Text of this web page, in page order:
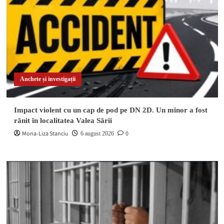
Anchete și investigații
Impact violent cu un cap de pod pe DN 2D. Un minor a fost
rănit în localitatea Valea Sării
Mona-Liza Stanciu 6 august 2026 0